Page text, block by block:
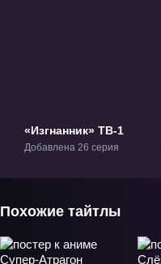
«Изгнанник» ТВ-1
Добавлена 26 серия
Похожие тайтлы